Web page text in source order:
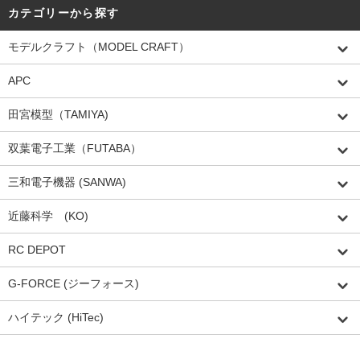
カテゴリーから探す
モデルクラフト（MODEL CRAFT）
APC
田宮模型（TAMIYA)
双葉電子工業（FUTABA）
三和電子機器 (SANWA)
近藤科学 (KO)
RC DEPOT
G-FORCE (ジーフォース)
ハイテック (HiTec)